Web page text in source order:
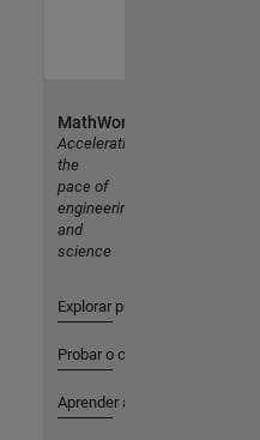
MathWorks
Accelerating
the
pace of
engineering
and
science
Explorar productos
Probar o comprar
Aprender a utilizar